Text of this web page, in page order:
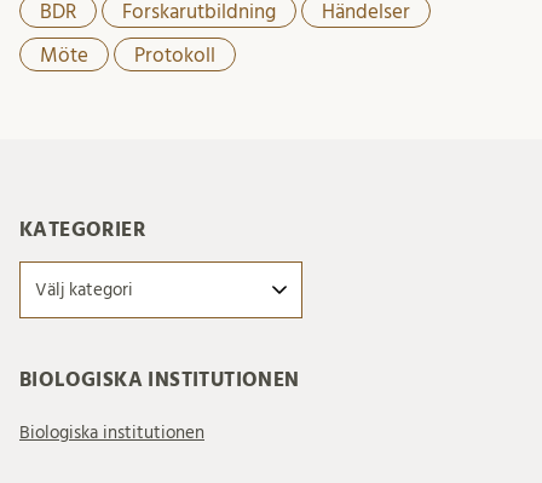
BDR Forskarutbildning Händelser
Möte Protokoll
KATEGORIER
BIOLOGISKA INSTITUTIONEN
Biologiska institutionen